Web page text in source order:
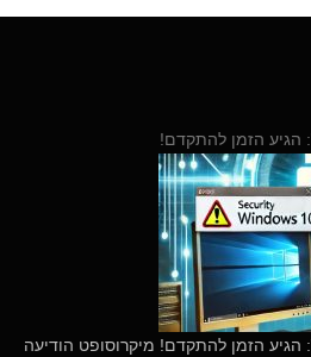
​אומרים שלום ל-Windows 10: הגיע הזמן להתקדם! מיקרוסופט הודיעה